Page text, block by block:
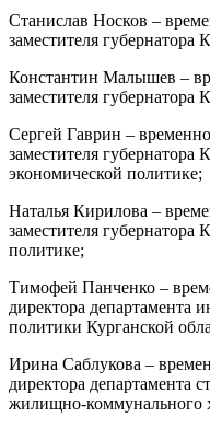
Станислав Носков –
заместителя губернатора
Константин Малышев –
заместителя губернатора
Сергей Гаврин –
заместителя губернатора
экономической политике;
Наталья Кирилова –
заместителя губернатора
политике;
Тимофей Панченко –
директора департамента
политики Курганской
Ирина Саблукова –
директора департамента
жилищно-коммунального